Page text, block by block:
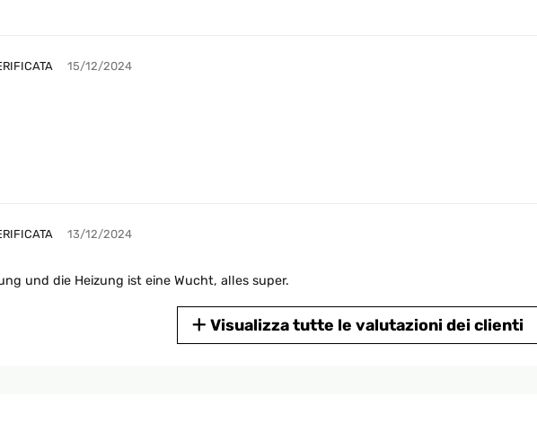
15/12/2024
13/12/2024
und die Heizung ist eine Wucht, alles super.
Visualizza tutte le valutazioni dei clienti